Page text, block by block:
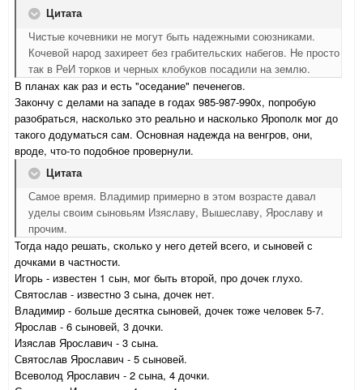
Цитата
Чистые кочевники не могут быть надежными союзниками.
Кочевой народ захиреет без грабительских набегов. Не просто
так в РеИ торков и черных клобуков посадили на землю.
В планах как раз и есть "оседание" печенегов.
Закончу с делами на западе в годах 985-987-990х, попробую
разобраться, насколько это реально и насколько Ярополк мог до
такого додуматься сам. Основная надежда на венгров, они,
вроде, что-то подобное провернули.
Цитата
Самое время. Владимир примерно в этом возрасте давал
уделы своим сыновьям Изяславу, Вышеславу, Ярославу и
прочим.
Тогда надо решать, сколько у него детей всего, и сыновей с
дочками в частности.
Игорь - известен 1 сын, мог быть второй, про дочек глухо.
Святослав - известно 3 сына, дочек нет.
Владимир - больше десятка сыновей, дочек тоже человек 5-7.
Ярослав - 6 сыновей, 3 дочки.
Изяслав Ярославич - 3 сына.
Святослав Ярославич - 5 сыновей.
Всеволод Ярославич - 2 сына, 4 дочки.